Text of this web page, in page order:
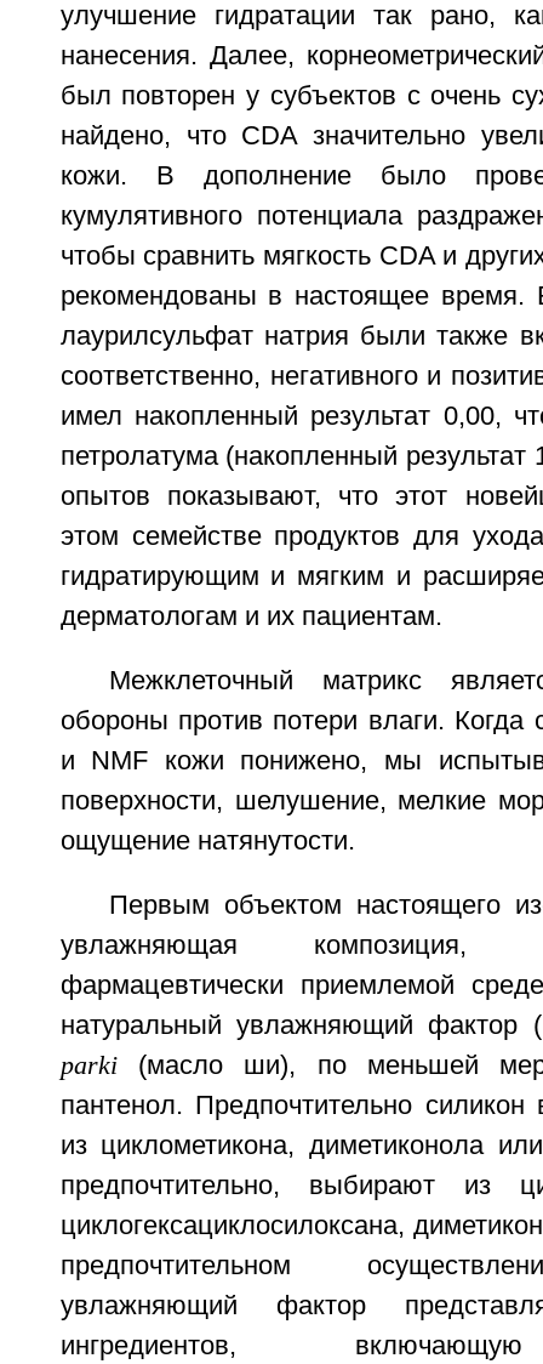
улучшение гидратации так рано,
нанесения. Далее,
был повторен у субъектов с очень
найдено, что CDA значительно
кожи. В дополнение было
кумулятивного потенциала
чтобы сравнить мягкость CDA и
рекомендованы в настоящее время.
лаурилсульфат натрия были также
соответственно, негативного и
имел накопленный результат 0,00,
петролатума (накопленный результат
опытов показывают, что этот
этом семействе продуктов для
гидратирующим и мягким и
дерматологам и их пациентам.
Межклеточный матрикс
обороны против потери влаги. Когда
и NMF кожи понижено, мы
поверхности, шелушение, мелкие
ощущение натянутости.
Первым объектом настоящего
увлажняющая
фармацевтически приемлемой
натуральный увлажняющий фактор
parki(масло ши), по меньшей
пантенол. Предпочтительно
из циклометикона, диметиконола
предпочтительно, выбирают из
циклогексациклосилоксана,
предпочтительном
увлажняющий фактор
ингредиентов,